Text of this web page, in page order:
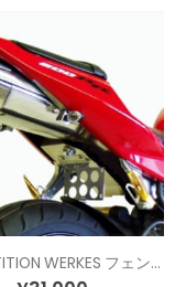
COMPETITION WERKES フェンダーレスキット CBR600RR (03-04)